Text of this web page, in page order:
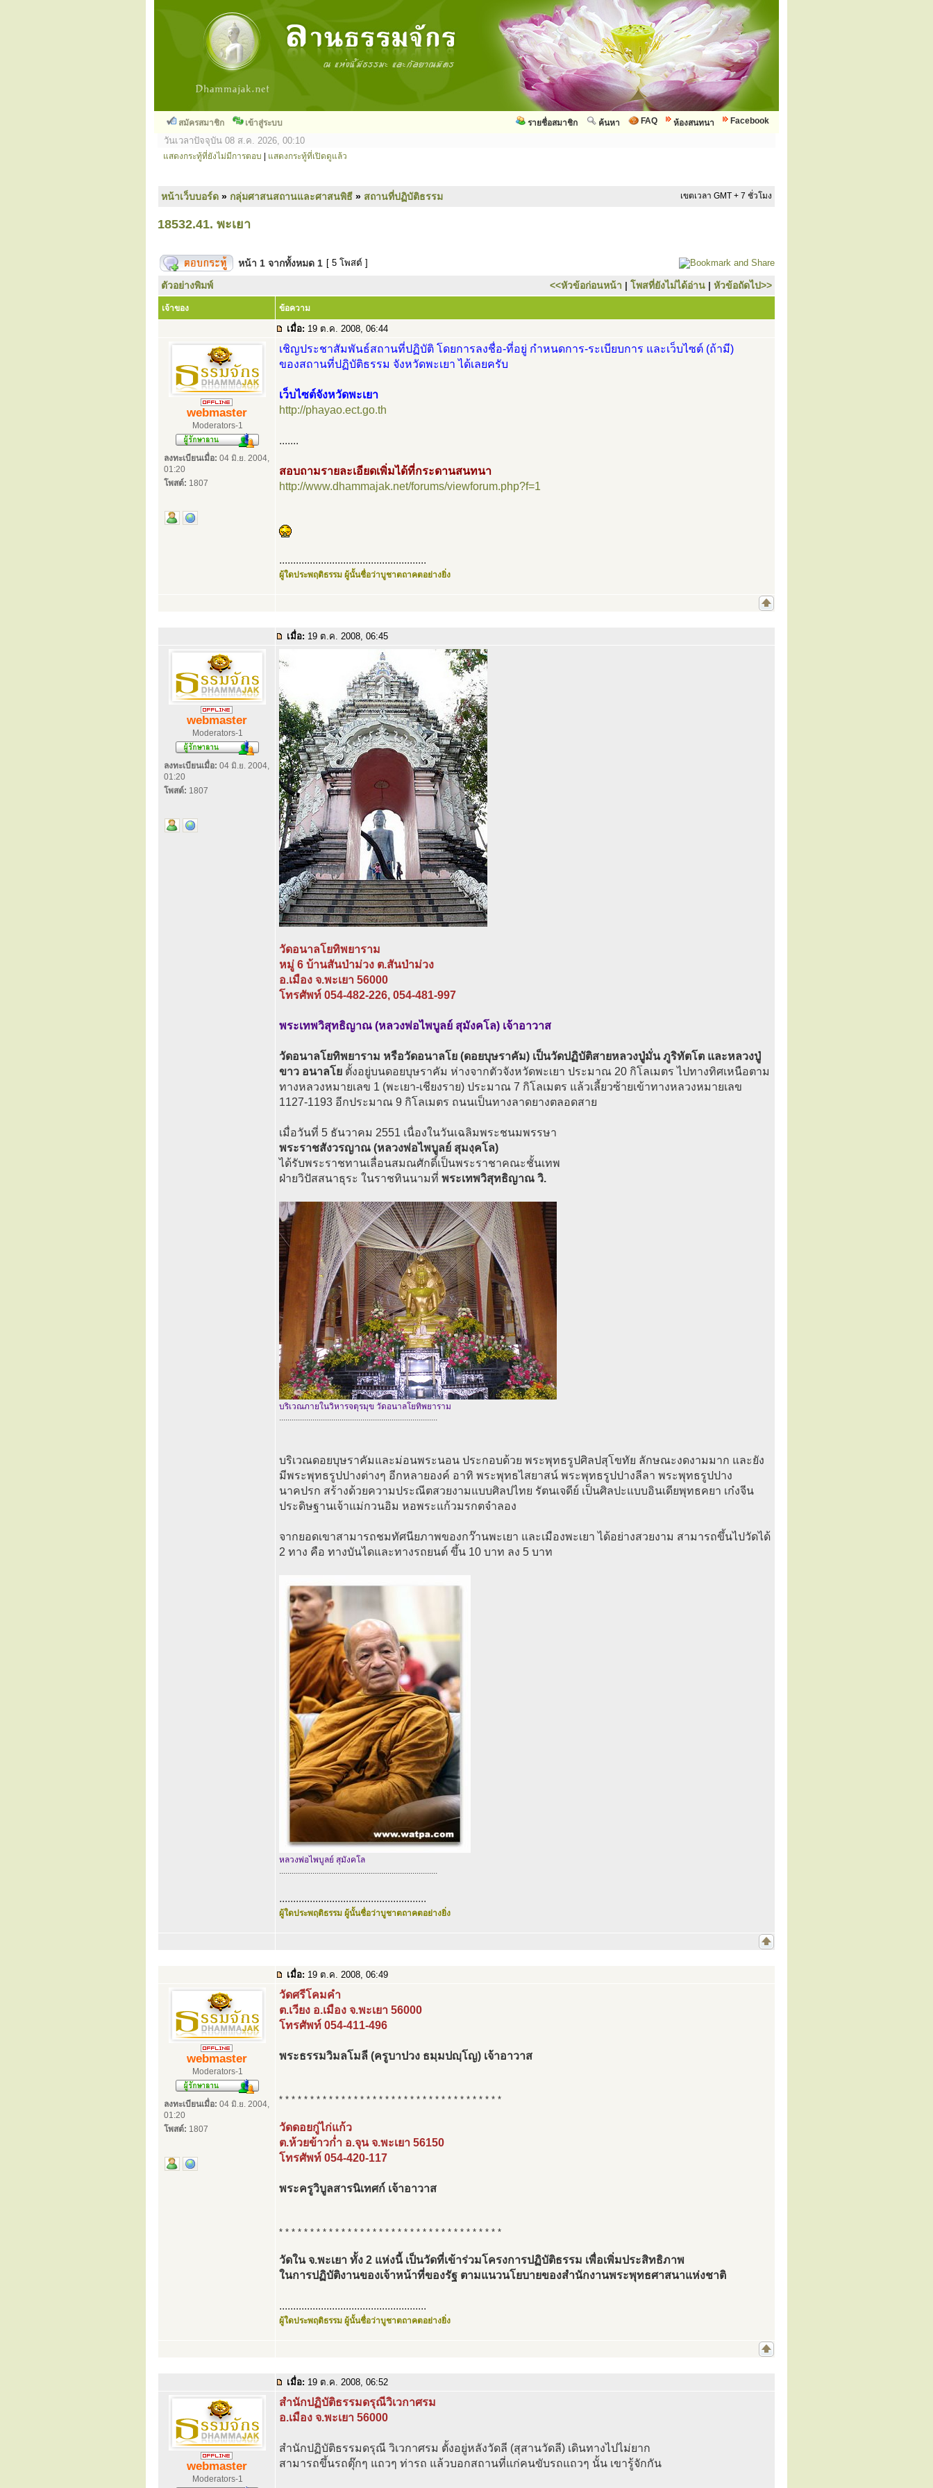
สมัครสมาชิก เข้าสู่ระบบ Facebook
ห้องสนทนา
FAQ
ค้นหา
รายชื่อสมาชิก
วันเวลาปัจจุบัน 08 ส.ค. 2026, 00:10
แสดงกระทู้ที่ยังไม่มีการตอบ แสดงกระทู้ที่เปิดดูแล้ว
หน้าเว็บบอร์ด » กลุ่มศาสนสถานและศาสนพิธี » สถานที่ปฏิบัติธรรม เขตเวลา GMT + 7 ชั่วโมง
18532.41. พะเยา
หน้า 1 จากทั้งหมด 1 [ 5 โพสต์ ]
ตัวอย่างพิมพ์ <<หัวข้อก่อนหน้า | โพสที่ยังไม่ได้อ่าน | หัวข้อถัดไป>>
เจ้าของ ข้อความ
เมื่อ: 19 ต.ค. 2008, 06:44
webmaster
Moderators-1
ลงทะเบียนเมื่อ: 04 มิ.ย. 2004,
01:20
โพสต์: 1807
เชิญประชาสัมพันธ์สถานที่ปฏิบัติ โดยการลงชื่อ-ที่อยู่ กำหนดการ-ระเบียบการ และเว็บไซต์ (ถ้ามี)
ของสถานที่ปฏิบัติธรรม จังหวัดพะเยา ได้เลยครับ
เว็บไซต์จังหวัดพะเยา
http://phayao.ect.go.th
.......
สอบถามรายละเอียดเพิ่มได้ที่กระดานสนทนา
http://www.dhammajak.net/forums/viewforum.php?f=1
.....................................................
ผู้ใดประพฤติธรรม ผู้นั้นชื่อว่าบูชาตถาคตอย่างยิ่ง
เมื่อ: 19 ต.ค. 2008, 06:45
webmaster
Moderators-1
ลงทะเบียนเมื่อ: 04 มิ.ย. 2004,
01:20
โพสต์: 1807
วัดอนาลโยทิพยาราม
หมู่ 6 บ้านสันป่าม่วง ต.สันป่าม่วง
อ.เมือง จ.พะเยา 56000
โทรศัพท์ 054-482-226, 054-481-997
พระเทพวิสุทธิญาณ (หลวงพ่อไพบูลย์ สุมังคโล) เจ้าอาวาส
วัดอนาลโยทิพยาราม หรือวัดอนาลโย (ดอยบุษราคัม) เป็นวัดปฏิบัติสายหลวงปู่มั่น ภูริทัตโต และหลวงปู่
ขาว อนาลโย ตั้งอยู่บนดอยบุษราคัม ห่างจากตัวจังหวัดพะเยา ประมาณ 20 กิโลเมตร ไปทางทิศเหนือตาม
ทางหลวงหมายเลข 1 (พะเยา-เชียงราย) ประมาณ 7 กิโลเมตร แล้วเลี้ยวซ้ายเข้าทางหลวงหมายเลข
1127-1193 อีกประมาณ 9 กิโลเมตร ถนนเป็นทางลาดยางตลอดสาย
เมื่อวันที่ 5 ธันวาคม 2551 เนื่องในวันเฉลิมพระชนมพรรษา
พระราชสังวรญาณ (หลวงพ่อไพบูลย์ สุมงฺคโล)
ได้รับพระราชทานเลื่อนสมณศักดิ์เป็นพระราชาคณะชั้นเทพ
ฝ่ายวิปัสสนาธุระ ในราชทินนามที่ พระเทพวิสุทธิญาณ วิ.
บริเวณภายในวิหารจตุรมุข วัดอนาลโยทิพยาราม
............................................................................
บริเวณดอยบุษราคัมและม่อนพระนอน ประกอบด้วย พระพุทธรูปศิลปสุโขทัย ลักษณะงดงามมาก และยัง
มีพระพุทธรูปปางต่างๆ อีกหลายองค์ อาทิ พระพุทธไสยาสน์ พระพุทธรูปปางลีลา พระพุทธรูปปาง
นาคปรก สร้างด้วยความประณีตสวยงามแบบศิลปไทย รัตนเจดีย์ เป็นศิลปะแบบอินเดียพุทธคยา เก๋งจีน
ประดิษฐานเจ้าแม่กวนอิม หอพระแก้วมรกตจำลอง
จากยอดเขาสามารถชมทัศนียภาพของกว๊านพะเยา และเมืองพะเยา ได้อย่างสวยงาม สามารถขึ้นไปวัดได้
2 ทาง คือ ทางบันไดและทางรถยนต์ ขึ้น 10 บาท ลง 5 บาท
หลวงพ่อไพบูลย์ สุมังคโล
............................................................................
.....................................................
ผู้ใดประพฤติธรรม ผู้นั้นชื่อว่าบูชาตถาคตอย่างยิ่ง
เมื่อ: 19 ต.ค. 2008, 06:49
webmaster
Moderators-1
ลงทะเบียนเมื่อ: 04 มิ.ย. 2004,
01:20
โพสต์: 1807
วัดศรีโคมคำ
ต.เวียง อ.เมือง จ.พะเยา 56000
โทรศัพท์ 054-411-496
พระธรรมวิมลโมลี (ครูบาปวง ธมฺมปญฺโญ) เจ้าอาวาส
* * * * * * * * * * * * * * * * * * * * * * * * * * * * * * * * * * * *
วัดดอยกู่ไก่แก้ว
ต.ห้วยข้าวก่ำ อ.จุน จ.พะเยา 56150
โทรศัพท์ 054-420-117
พระครูวิบูลสารนิเทศก์ เจ้าอาวาส
* * * * * * * * * * * * * * * * * * * * * * * * * * * * * * * * * * * *
วัดใน จ.พะเยา ทั้ง 2 แห่งนี้ เป็นวัดที่เข้าร่วมโครงการปฏิบัติธรรม เพื่อเพิ่มประสิทธิภาพ
ในการปฏิบัติงานของเจ้าหน้าที่ของรัฐ ตามแนวนโยบายของสำนักงานพระพุทธศาสนาแห่งชาติ
.....................................................
ผู้ใดประพฤติธรรม ผู้นั้นชื่อว่าบูชาตถาคตอย่างยิ่ง
เมื่อ: 19 ต.ค. 2008, 06:52
webmaster
Moderators-1
สำนักปฏิบัติธรรมดรุณีวิเวกาศรม
อ.เมือง จ.พะเยา 56000
สำนักปฏิบัติธรรมดรุณี วิเวกาศรม ตั้งอยู่หลังวัดลี (สุสานวัดลี) เดินทางไปไม่ยาก
สามารถขึ้นรถตุ๊กๆ แถวๆ ท่ารถ แล้วบอกสถานที่แก่คนขับรถแถวๆ นั้น เขารู้จักกัน